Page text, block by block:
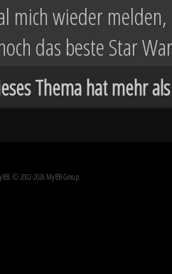
mich wieder
das beste Star
Thema hat mehr
, © 2002-2026 MyBB Group.